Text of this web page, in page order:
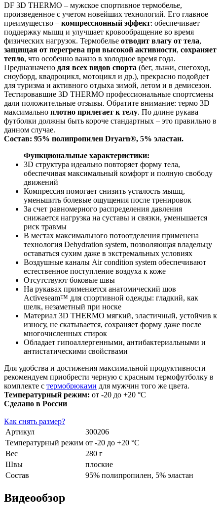
DF 3D THERMO – мужское спортивное термобелье,
произведенное с учетом новейших технологий. Его главное
преимущество – компрессионный эффект: обеспечивает
поддержку мышц и улучшает кровообращение во время
физических нагрузок. Термобелье отводит влагу от тела,
защищая от перегрева при высокой активности, сохраняет
тепло, что особенно важно в холодное время года.
Предназначено для всех видов спорта (бег, лыжи, снегоход,
сноуборд, квадроцикл, мотоцикл и др.), прекрасно подойдет
для туризма и активного отдыха зимой, летом и в демисезон.
Тестировавшие 3D TНERMO профессиональные спортсмены
дали положительные отзывы. Обратите внимание: термо 3D
максимально плотно прилегает к телу. По длине рукава
футболки должны быть короче стандартных – это правильно в
данном случае.
Состав: 95% полипропилен Dryarn®, 5% эластан.
Функциональные характеристики:
3D структура идеально повторяет форму тела,
обеспечивая максимальный комфорт и полную свободу
движений
Компрессия помогает снизить усталость мышц,
уменьшить болевые ощущения после тренировок
За счет равномерного распределения давления
снижается нагрузка на суставы и связки, уменьшается
риск травмы
В местах максимального потоотделения применена
технология Dehydration system, позволяющая владельцу
оставаться сухим даже в экстремальных условиях
Воздушные каналы Air condition system обеспечивают
естественное поступление воздуха к коже
Отсутствуют боковые швы
На рукавах применяется анатомический шов
Activeseam™ для спортивной одежды: гладкий, как
шелк, незаметный при носке
Материал 3D THERMO мягкий, эластичный, устойчив к
износу, не скатывается, сохраняет форму даже после
многочисленных стирок
Обладает гипоаллергенными, антибактериальными и
антистатическими свойствами
Для удобства и достижения максимальной продуктивности
рекомендуем приобрести черную с красным термофутболку в
комплекте с термобрюками для мужчин того же цвета.
Температурный режим: от -20 до +20 °С
Сделано в России
Как снять размер?
Артикул
300206
Температурный режим от -20 до +20 °С
Вес
280 г
Швы
плоские
Состав
95% полипропилен, 5% эластан
Видеообзор